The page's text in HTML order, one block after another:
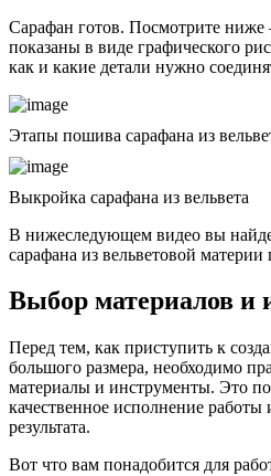
Сарафан готов. Посмотрите
показаны в виде графического
как и какие детали нужно
Этапы пошива сарафана из
Выкройка сарафана из вельвета
В нижеследующем видео вы
сарафана из вельветовой
Выбор материалов и
Перед тем, как приступить к
большого размера, необходимо
материалы и инструменты. Это
качественное исполнение работы
результата.
Вот что вам понадобится для